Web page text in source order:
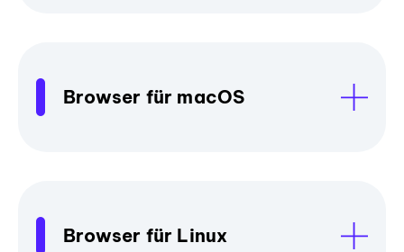
Browser für macOS
Browser für Linux